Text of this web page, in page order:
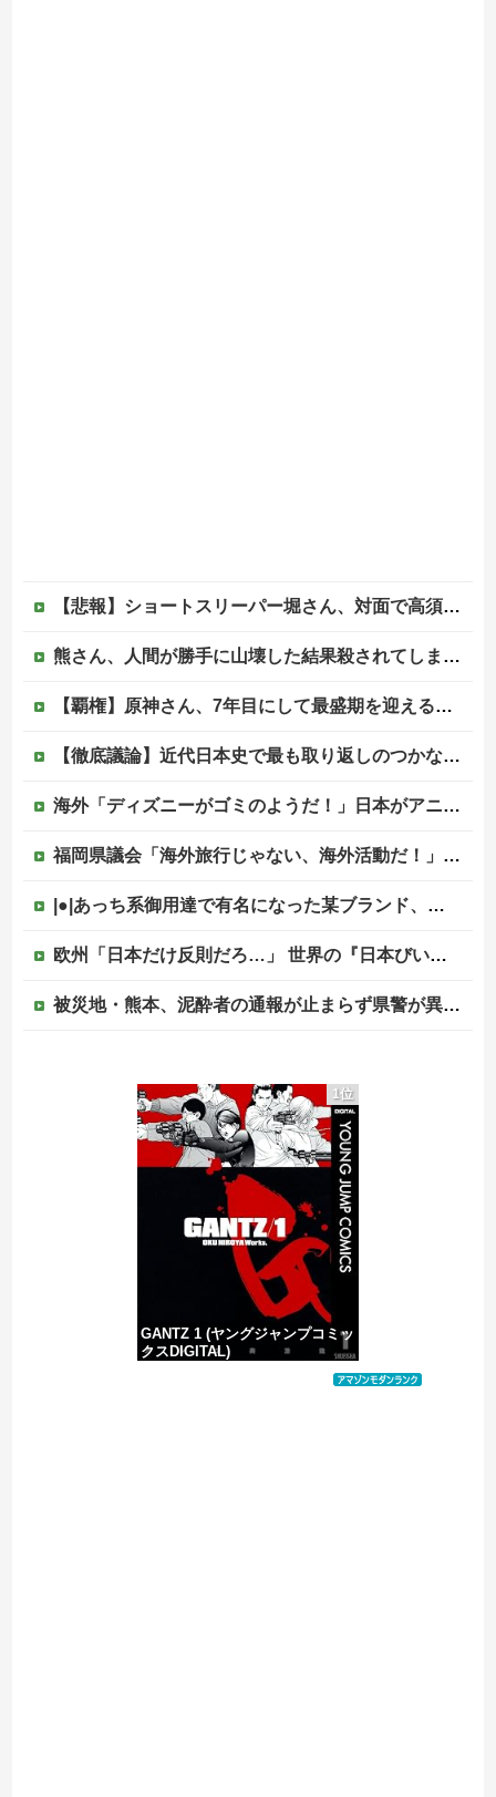
【悲報】ショートスリーパー堀さん、対面で高須幹弥にブチギレるｗｗｗｗ
熊さん、人間が勝手に山壊した結果殺されてしまう…これ半分虐殺だろ
【覇権】原神さん、7年目にして最盛期を迎えるｗｗｗｗｗｗｗｗｗｗ
【徹底議論】近代日本史で最も取り返しのつかなかった失敗って何？他
海外「ディズニーがゴミのようだ！」日本がアニメ化した米人気SF作品に絶賛の声が殺到中
福岡県議会「海外旅行じゃない、海外活動だ！」→視察費2.65億円公開で再炎上ｗｗｗ
|●|あっち系御用達で有名になった某ブランド、一時は飛ぶ鳥を落とす勢いだったが今期の業績は……
欧州「日本だけ反則だろ…」 世界の『日本びいき』にヨーロッパ全土から不満の声
被災地・熊本、泥酔者の通報が止まらず県警が異例のお願い
日本の商船が中国に臨検された場合は「台湾軍が対応」と台湾軍トップ！
かつて650万部を誇った「週刊少年ジャンプ」、発行部数が初の100万部割れ
【移民政策反対】イオンの売り場で唐揚げを食う中国人の子供
1位
GANTZ 1 (ヤングジャンプコミッ
クスDIGITAL)
価格：¥100